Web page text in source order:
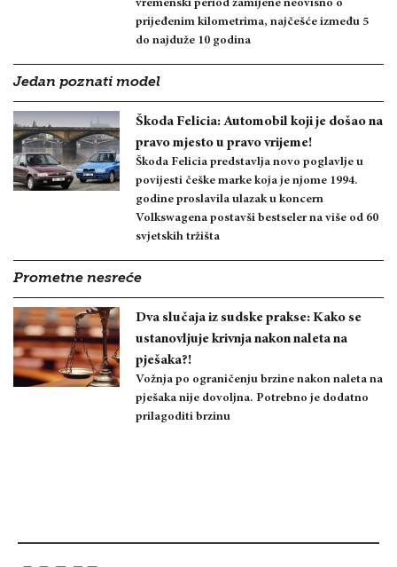
vremenski period zamijene neovisno o
prijeđenim kilometrima, najčešće između 5
do najduže 10 godina
Jedan poznati model
Škoda Felicia: Automobil koji je došao na
pravo mjesto u pravo vrijeme!
Škoda Felicia predstavlja novo poglavlje u
povijesti češke marke koja je njome 1994.
godine proslavila ulazak u koncern
Volkswagena postavši bestseler na više od 60
svjetskih tržišta
Prometne nesreće
Dva slučaja iz sudske prakse: Kako se
ustanovljuje krivnja nakon naleta na
pješaka?!
Vožnja po ograničenju brzine nakon naleta na
pješaka nije dovoljna. Potrebno je dodatno
prilagoditi brzinu